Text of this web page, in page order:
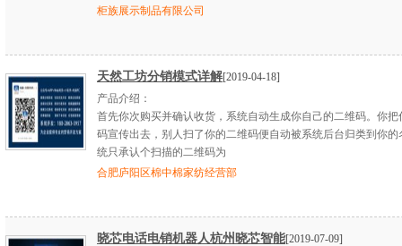
柜族展示制品有限公司
天然工坊分销模式详解[2019-04-18]
产品介绍：
首先你次购买并确认收货，系统自动生成你自己的二维码。你把
码宣传出去，别人扫了你的二维码便自动被系统后台归类到你的
统只承认个扫描的二维码为
合肥庐阳区棉中棉家纺经营部
晓芯电话电销机器人杭州晓芯智能[2019-07-09]